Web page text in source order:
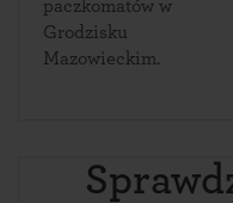
paczkomatów w
Grodzisku
Mazowieckim.